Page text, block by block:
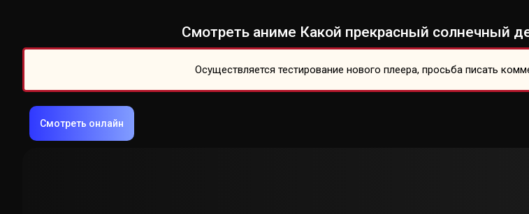
Смотреть аниме Какой прекрасный солнечный
Осуществляется тестирование нового плеера, просьба писать
Смотреть онлайн